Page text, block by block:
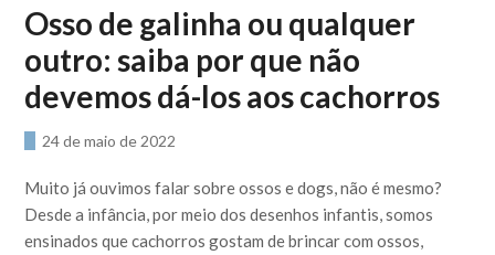
Osso de galinha ou qualquer
outro: saiba por que não
devemos dá-los aos cachorros
24 de maio de 2022
Muito já ouvimos falar sobre ossos e dogs, não é mesmo?
Desde a infância, por meio dos desenhos infantis, somos
ensinados que cachorros gostam de brincar com ossos,